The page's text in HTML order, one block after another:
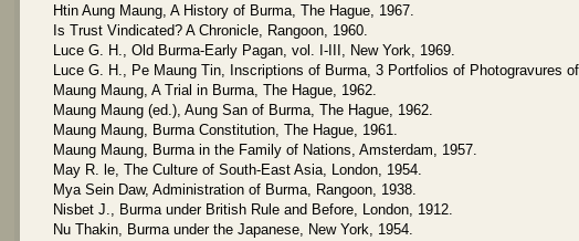
Htin Aung Maung, A History of Burma, The Hague, 1967.
Is Trust Vindicated? A Chronicle, Rangoon, 1960.
Luce G. H., Old Burma-Early Pagan, vol. I-III, New York, 1969.
Luce G. H., Pe Maung Tin, Inscriptions of Burma, 3 Portfolios of Photogravures
Maung Maung, A Trial in Burma, The Hague, 1962.
Maung Maung (ed.), Aung San of Burma, The Hague, 1962.
Maung Maung, Burma Constitution, The Hague, 1961.
Maung Maung, Burma in the Family of Nations, Amsterdam, 1957.
May R. le, The Culture of South-East Asia, London, 1954.
Mya Sein Daw, Administration of Burma, Rangoon, 1938.
Nisbet J., Burma under British Rule and Before, London, 1912.
Nu Thakin, Burma under the Japanese, New York, 1954.